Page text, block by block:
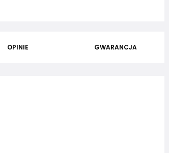
OPINIE GWARANCJA